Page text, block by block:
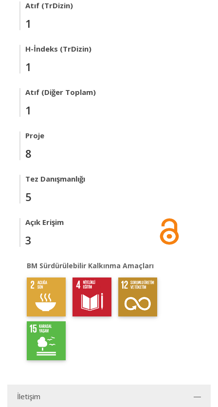
Atıf (TrDizin)
1
H-İndeks (TrDizin)
1
Atıf (Diğer Toplam)
1
Proje
8
Tez Danışmanlığı
5
Açık Erişim
3
BM Sürdürülebilir Kalkınma Amaçları
İletişim